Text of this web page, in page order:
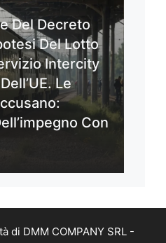
Del Decreto
Del Lotto
Intercity
Le
Con
di DMM COMPANY SRL -